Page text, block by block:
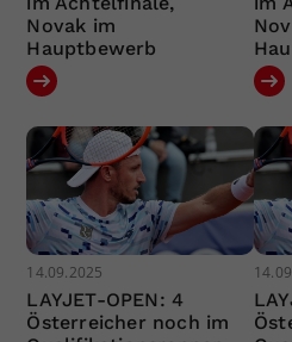
Novak im
Hauptbewerb
14.09.2025
LAYJET-OPEN: 4
Österreicher noch im